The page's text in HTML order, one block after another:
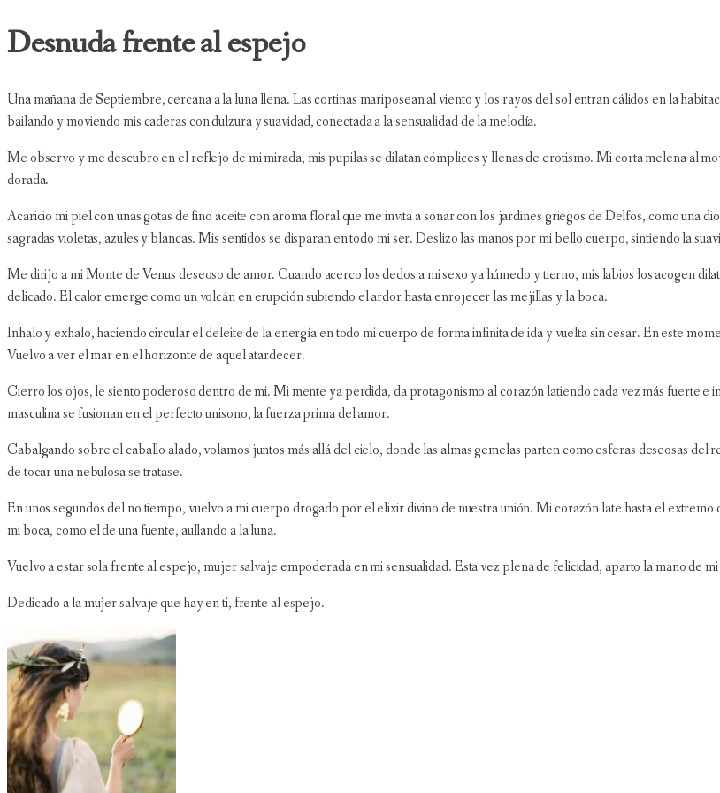
Desnuda frente al espejo
Una mañana de Septiembre, cercana a la luna llena. Las cortinas mariposean al viento y los rayos del sol entran cálidos en la
bailando y moviendo mis caderas con dulzura y suavidad, conectada a la sensualidad de la melodía.
Me observo y me descubro en el reflejo de mi mirada, mis pupilas se dilatan cómplices y llenas de erotismo. Mi corta melena al
dorada.
Acaricio mi piel con unas gotas de fino aceite con aroma floral que me invita a soñar con los jardines griegos de Delfos, como una
sagradas violetas, azules y blancas. Mis sentidos se disparan en todo mi ser. Deslizo las manos por mi bello cuerpo, sintiendo la
Me dirijo a mi Monte de Venus deseoso de amor. Cuando acerco los dedos a mi sexo ya húmedo y tierno, mis labios los acogen
delicado. El calor emerge como un volcán en erupción subiendo el ardor hasta enrojecer las mejillas y la boca.
Inhalo y exhalo, haciendo circular el deleite de la energía en todo mi cuerpo de forma infinita de ida y vuelta sin cesar. En este
Vuelvo a ver el mar en el horizonte de aquel atardecer.
Cierro los ojos, le siento poderoso dentro de mi. Mi mente ya perdida, da protagonismo al corazón latiendo cada vez más fuerte
masculina se fusionan en el perfecto unisono, la fuerza prima del amor.
Cabalgando sobre el caballo alado, volamos juntos más allá del cielo, donde las almas gemelas parten como esferas deseosas
de tocar una nebulosa se tratase.
En unos segundos del no tiempo, vuelvo a mi cuerpo drogado por el elixir divino de nuestra unión. Mi corazón late hasta el
mi boca, como el de una fuente, aullando a la luna.
Vuelvo a estar sola frente al espejo, mujer salvaje empoderada en mi sensualidad. Esta vez plena de felicidad, aparto la mano de
Dedicado a la mujer salvaje que hay en ti, frente al espejo.